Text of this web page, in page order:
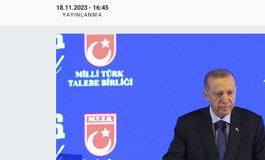
18.11.2023 - 16:45
YAYINLANMA
KÜLTÜR-SANAT
Yerel Haber